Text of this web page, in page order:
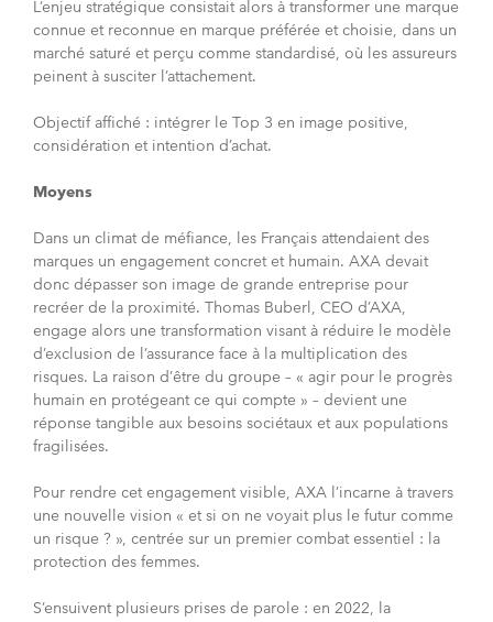
L’enjeu stratégique consistait alors à transformer une marque
connue et reconnue en marque préférée et choisie, dans un
marché saturé et perçu comme standardisé, où les assureurs
peinent à susciter l’attachement.
Objectif affiché : intégrer le Top 3 en image positive,
considération et intention d’achat.
Moyens
Dans un climat de méfiance, les Français attendaient des
marques un engagement concret et humain. AXA devait
donc dépasser son image de grande entreprise pour
recréer de la proximité. Thomas Buberl, CEO d’AXA,
engage alors une transformation visant à réduire le modèle
d’exclusion de l’assurance face à la multiplication des
risques. La raison d’être du groupe – « agir pour le progrès
humain en protégeant ce qui compte » – devient une
réponse tangible aux besoins sociétaux et aux populations
fragilisées.
Pour rendre cet engagement visible, AXA l’incarne à travers
une nouvelle vision « et si on ne voyait plus le futur comme
un risque ? », centrée sur un premier combat essentiel : la
protection des femmes.
S’ensuivent plusieurs prises de parole : en 2022, la